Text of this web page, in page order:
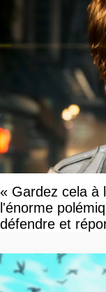
« Gardez cela à
l'énorme
défendre et